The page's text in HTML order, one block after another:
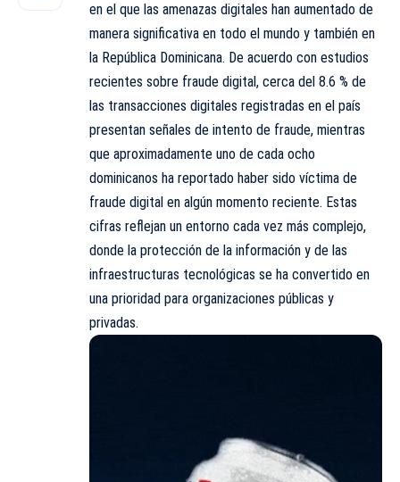
en el que las amenazas digitales han aumentado de
manera significativa en todo el mundo y también en
la República Dominicana. De acuerdo con estudios
recientes sobre fraude digital, cerca del 8.6 % de
las transacciones digitales registradas en el país
presentan señales de intento de fraude, mientras
que aproximadamente uno de cada ocho
dominicanos ha reportado haber sido víctima de
fraude digital en algún momento reciente. Estas
cifras reflejan un entorno cada vez más complejo,
donde la protección de la información y de las
infraestructuras tecnológicas se ha convertido en
una prioridad para organizaciones públicas y
privadas.